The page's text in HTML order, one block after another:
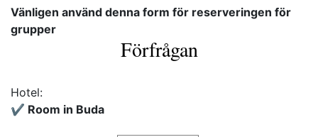
Vänligen använd denna form för reserveringen för
grupper
Förfrågan
Hotel:
✔️ Room in Buda